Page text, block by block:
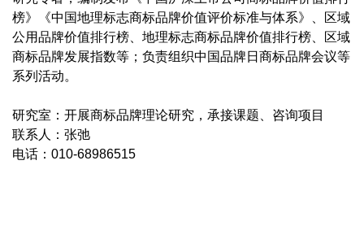
榜》《中国地理标志商标品牌价值评价标准与体系》、区域
公用品牌价值排行榜、地理标志商标品牌价值排行榜、区域
商标品牌发展指数等；负责组织中国品牌日商标品牌会议等
系列活动。
研究室：开展商标品牌理论研究，承接课题、咨询项目
联系人：张弛
电话：010-68986515